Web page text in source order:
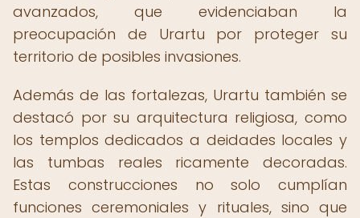
avanzados, que evidenciaban la
preocupación de Urartu por proteger su
territorio de posibles invasiones.
Además de las fortalezas, Urartu también se
destacó por su arquitectura religiosa, como
los templos dedicados a deidades locales y
las tumbas reales ricamente decoradas.
Estas construcciones no solo cumplían
funciones ceremoniales y rituales, sino que